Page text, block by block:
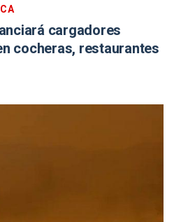
cargadores
cocheras, restaurantes